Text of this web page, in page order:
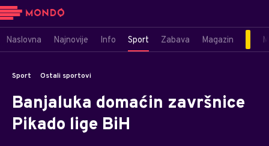
Naslovna Najnovije Info Sport Zabava Magazin
Sport Ostali sportovi
Banjaluka domaćin završnice
Pikado lige BiH